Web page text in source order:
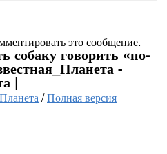
это сообщение.
собаку говорить «по-
-
|
/Полная версия